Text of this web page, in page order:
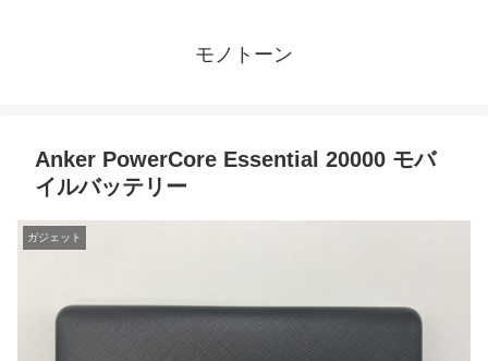
モノトーン
Anker PowerCore Essential 20000 モバ
イルバッテリー
ガジェット